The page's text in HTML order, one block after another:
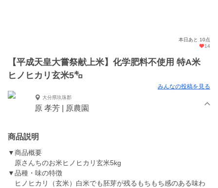
本日あと 10点
14
【平成天皇大嘗祭献上米】化学肥料不使用 特A米
ヒノヒカリ玄米5㌔
みんなの投稿を見る
大分県玖珠郡
原 孝芳 | 原農園
商品説明
▼商品概要
原さんちのお米ヒノヒカリ玄米5kg
▼品種・味の特徴
ヒノヒカリ（玄米）白米でも胚芽が残るもちもち感のある味わ